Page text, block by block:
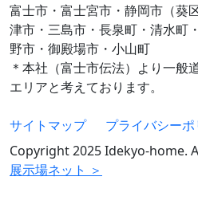
富士市・富士宮市・静岡市（葵
津市・三島市・長泉町・清水町
野市・御殿場市・小山町
＊本社（富士市伝法）より一般
エリアと考えております。
サイトマップ
プライバシー
Copyright 2025 Idekyo-home.
展示場ネット ＞